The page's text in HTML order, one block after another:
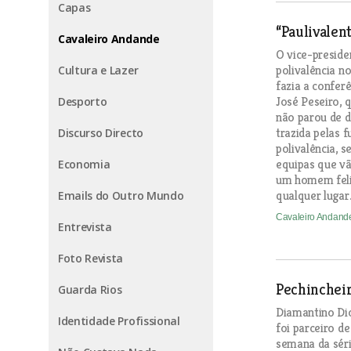
Capas
Cavaleiro Andande
Cultura e Lazer
Desporto
Discurso Directo
Economia
Emails do Outro Mundo
Entrevista
Foto Revista
Guarda Rios
Identidade Profissional
O vice-
polivalência
fazia a
José Peseiro,
não parou de
trazida pelas
polivalência,
equipas que
um homem
qualquer lugar.
Cavaleiro
Diamantino
foi parceiro
semana da